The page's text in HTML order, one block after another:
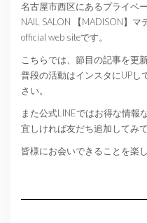
名古屋市西区にあるプライベ
NAIL SALON 【MADISON】マ
official web siteです。
こちらでは、節目の記事を更
普段の活動はインスタにUPし
さい。
また公式LINEではお得な情報
宜しければ友だち追加してみて
皆様にお会いできることを楽